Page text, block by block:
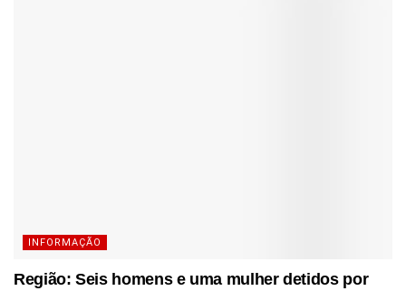
INFORMAÇÃO
Região: Seis homens e uma mulher detidos por